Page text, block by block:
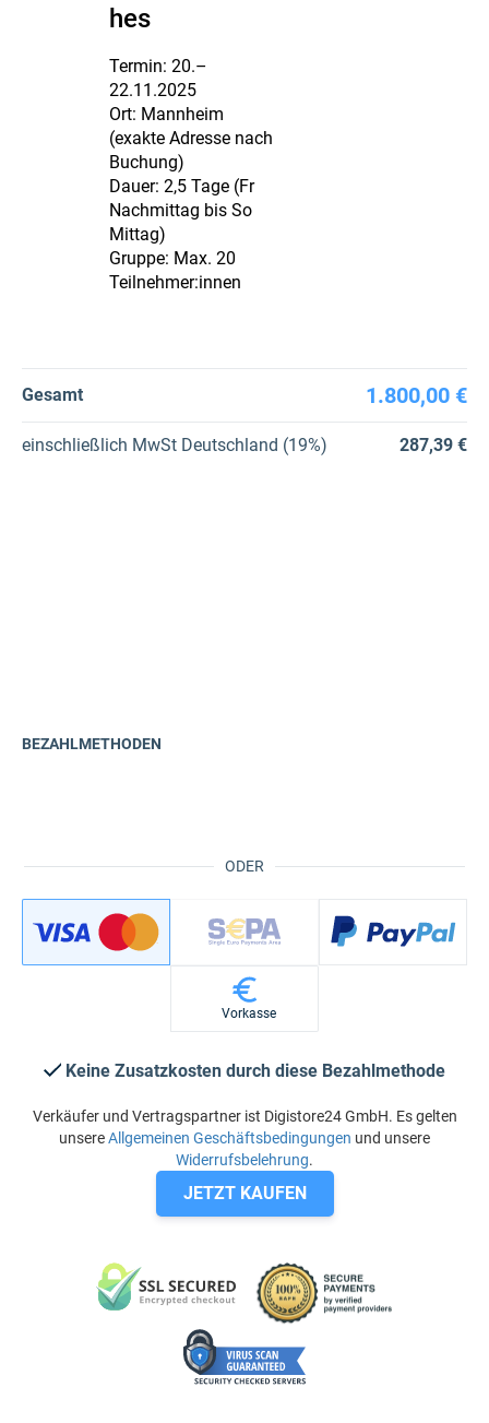
hes
Termin: 20.–
22.11.2025
Ort: Mannheim
(exakte Adresse nach
Buchung)
Dauer: 2,5 Tage (Fr
Nachmittag bis So
Mittag)
Gruppe: Max. 20
Teilnehmer:innen
Gesamt 1.800,00 €
einschließlich MwSt Deutschland (19%) 287,39 €
ODER
BEZAHLMETHODEN
Vorkasse
Keine Zusatzkosten durch diese Bezahlmethode
Verkäufer und Vertragspartner ist Digistore24 GmbH. Es gelten
unsereAllgemeinen Geschäftsbedingungen und unsere
Widerrufsbelehrung.
JETZT KAUFEN